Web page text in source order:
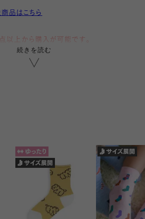
品はこちら
以上から購入が可能です。
だけません。
ュート
編み」でリボンの柄を表現しました。
たりな一足です♥
な靴下なので入学式や卒業式、結婚式など
です!
続きを読む